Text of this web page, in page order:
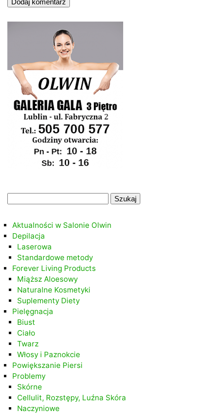
Aktualności w Salonie Olwin
Depilacja
Laserowa
Standardowe metody
Forever Living Products
Miąższ Aloesowy
Naturalne Kosmetyki
Suplementy Diety
Pielęgnacja
Biust
Ciało
Twarz
Włosy i Paznokcie
Powiększanie Piersi
Problemy
Skórne
Cellulit, Rozstępy, Luźna Skóra
Naczyniowe